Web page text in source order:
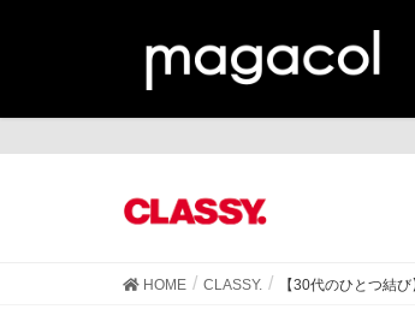
HOME CLASSY. 【30代のひとつ結